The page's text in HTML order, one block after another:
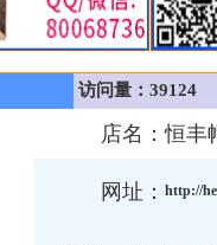
访问量：39124
店名：恒丰
网址： http://